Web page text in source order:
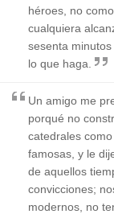
héroes, no
cualquiera
sesenta
lo que haga.
Un amigo me
porqué no
catedrales
famosas, y le
de aquellos
convicciones;
modernos, no